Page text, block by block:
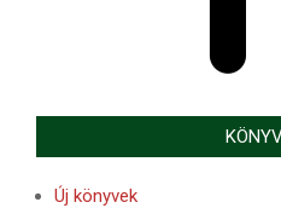
Új könyvek